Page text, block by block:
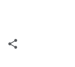
share